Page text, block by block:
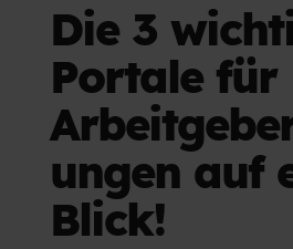
Die 3
Portale für
ungen auf
Blick!